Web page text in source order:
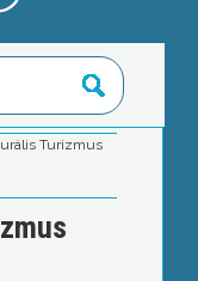
Turizmus